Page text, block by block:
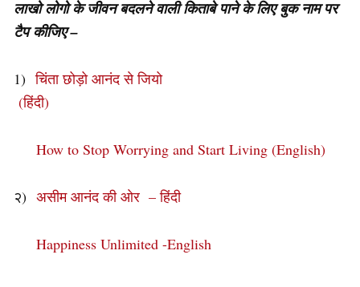
लाखो लोगो के जीवन बदलने वाली किताबे पाने के लिए बुक नाम पर
टैप कीजिए –
1)चिंता छोड़ो आनंद से जियो
(हिंदी)
How to Stop Worrying and Start Living (English)
२) असीम आनंद की ओर – हिंदी
Happiness Unlimited -English